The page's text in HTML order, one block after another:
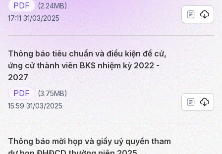
PDF
(2.24MB)
17:11 31/03/2025
Thông báo tiêu chuẩn và điều kiện đề cử,
ứng cử thành viên BKS nhiệm kỳ 2022 -
2027
PDF
(3.75MB)
15:59 31/03/2025
Thông báo mời họp và giấy uỷ quyền tham